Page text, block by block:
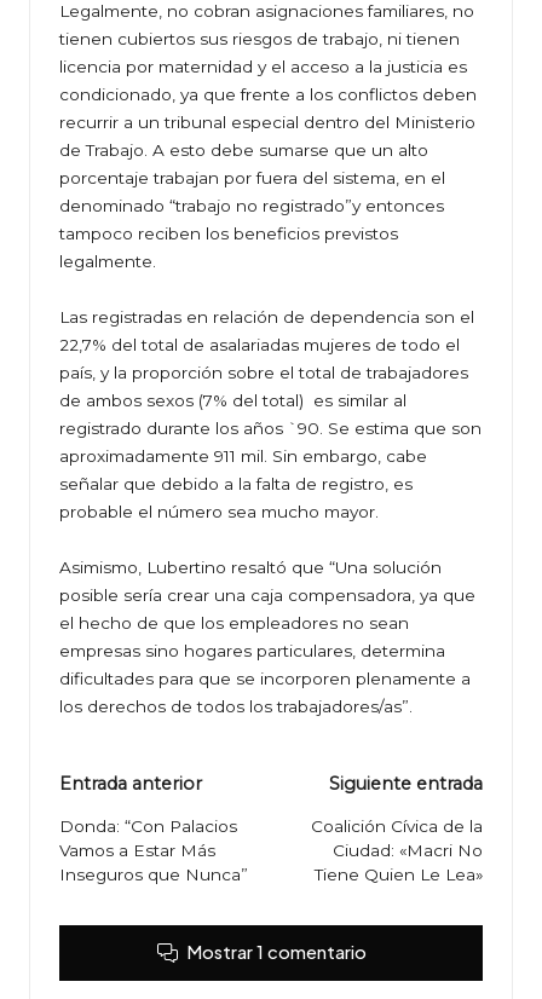
Legalmente, no cobran asignaciones familiares, no
tienen cubiertos sus riesgos de trabajo, ni tienen
licencia por maternidad y el acceso a la justicia es
condicionado, ya que frente a los conflictos deben
recurrir a un tribunal especial dentro del Ministerio
de Trabajo. A esto debe sumarse que un alto
porcentaje trabajan por fuera del sistema, en el
denominado “trabajo no registrado”y entonces
tampoco reciben los beneficios previstos
legalmente.
Las registradas en relación de dependencia son el
22,7% del total de asalariadas mujeres de todo el
país, y la proporción sobre el total de trabajadores
de ambos sexos (7% del total) es similar al
registrado durante los años `90. Se estima que son
aproximadamente 911 mil. Sin embargo, cabe
señalar que debido a la falta de registro, es
probable el número sea mucho mayor.
Asimismo, Lubertino resaltó que “Una solución
posible sería crear una caja compensadora, ya que
el hecho de que los empleadores no sean
empresas sino hogares particulares, determina
dificultades para que se incorporen plenamente a
los derechos de todos los trabajadores/as”.
Navegación
de
entradas
Entrada anterior
Donda: “Con Palacios
Vamos a Estar Más
Inseguros que Nunca”
Siguiente entrada
Coalición Cívica de la
Ciudad: «Macri No
Tiene Quien Le Lea»
Mostrar 1 comentario